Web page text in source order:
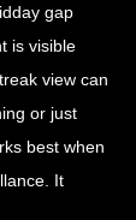
gap
is visible
view can
or just
best when
It